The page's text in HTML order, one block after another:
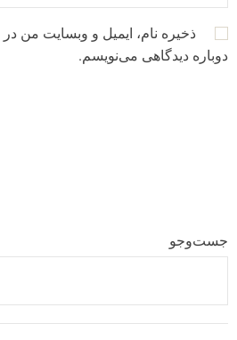
ذخیره نام، ایمیل و وبسایت من
دوباره دیدگاهی می‌نویسم.
جست‌وجو